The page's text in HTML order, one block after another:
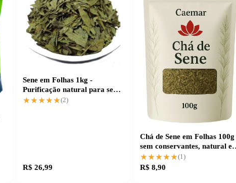
Sene em Folhas 1kg -
Purificação natural para seu
corpo
★★★★★
★★★★★(2)
R$ 26,99
Chá de Sene em Folhas 100g
sem conservantes, natural e
puro
★★★★★
★★★★★(1)
R$ 8,90